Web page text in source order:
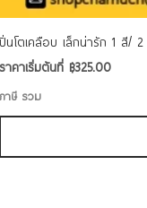
ปิ่นโตเคลือบ เล็กน่ารัก 1 สี/
ราคาเริ่มต้นที่ ฿325.00
ราคาขายลด
ภาษี รวม